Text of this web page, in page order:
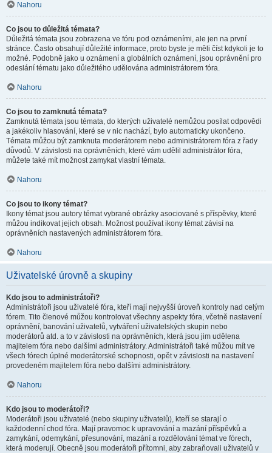
Nahoru
Co jsou to důležitá témata?
Důležitá témata jsou zobrazena ve fóru pod oznámeními, ale jen na první
stránce. Často obsahují důležité informace, proto byste je měli číst kdykoli je to
možné. Podobně jako u oznámení a globálních oznámení, jsou oprávnění pro
odeslání tématu jako důležitého udělována administrátorem fóra.
Nahoru
Co jsou to zamknutá témata?
Zamknutá témata jsou témata, do kterých uživatelé nemůžou posílat odpovědi
a jakékoliv hlasování, které se v nic nachází, bylo automaticky ukončeno.
Témata můžou být zamknuta moderátorem nebo administrátorem fóra z řady
důvodů. V závislosti na oprávněních, které vám udělil administrátor fóra,
můžete také mít možnost zamykat vlastní témata.
Nahoru
Co jsou to ikony témat?
Ikony témat jsou autory témat vybrané obrázky asociované s příspěvky, které
můžou indikovat jejich obsah. Možnost používat ikony témat závisí na
oprávněních nastavených administrátorem fóra.
Nahoru
Uživatelské úrovně a skupiny
Kdo jsou to administrátoři?
Administrátoři jsou uživatelé fóra, kteří mají nejvyšší úroveň kontroly nad celým
fórem. Tito členové můžou kontrolovat všechny aspekty fóra, včetně nastavení
oprávnění, banování uživatelů, vytváření uživatelských skupin nebo
moderátorů atd. a to v závislosti na oprávněních, která jsou jim udělena
majitelem fóra nebo dalšími administrátory. Administrátoři také můžou mít ve
všech fórech úplné moderátorské schopnosti, opět v závislosti na nastavení
provedeném majitelem fóra nebo dalšími administrátory.
Nahoru
Kdo jsou to moderátoři?
Moderátoři jsou uživatelé (nebo skupiny uživatelů), kteří se starají o
každodenní chod fóra. Mají pravomoc k upravování a mazání příspěvků a
zamykání, odemykání, přesunování, mazání a rozdělování témat ve fórech,
která moderují. Obecně jsou moderátoři přítomni, aby zabraňovali uživatelů v